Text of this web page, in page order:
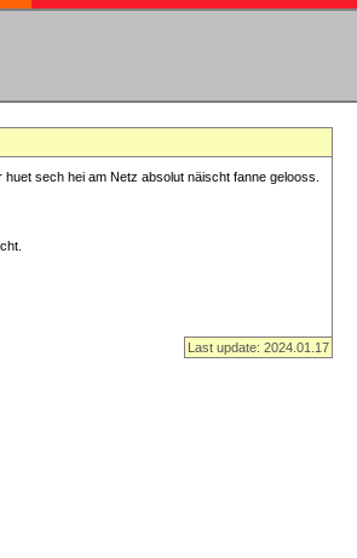
sech hei am Netz absolut näischt fanne gelooss.
Last update: 2024.01.17